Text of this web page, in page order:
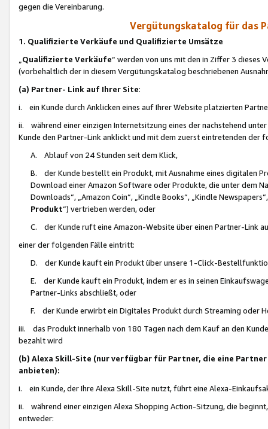
gegen die Vereinbarung.
Vergütungskatalog für das
1. Qualifizierte Verkäufe und Qualifizierte Umsätze
Qualifizierte Verkäufe“ werden von uns mit den in Ziffer 3
(vorbehaltlich der in diesem Vergütungskatalog beschriebenen
(a) Partner- Link auf Ihrer Site:
i. ein Kunde durch Anklicken eines auf Ihrer Website platzierten
ii. während einer einzigen Internetsitzung eines der nachstehend
Kunde den Partner-Link anklickt und mit dem zuerst eintretenden der
A. Ablauf von 24 Stunden seit dem Klick,
B. der Kunde bestellt ein Produkt, mit Ausnahme eines digitalen
Download einer Amazon Software oder Produkte, die unter dem
Downloads“, „Amazon Coin“, „Kindle Books“, „Kindle
Produkt“) vertrieben werden, oder
C. der Kunde ruft eine Amazon-Website über einen Partner-Link
einer der folgenden Fälle eintritt:
D. der Kunde kauft ein Produkt über unsere 1-Click-
E. der Kunde kauft ein Produkt, indem er es in seinen
Partner-Links abschließt, oder
F. der Kunde erwirbt ein Digitales Produkt durch Streaming oder
iii. das Produkt innerhalb von 180 Tagen nach dem Kauf an den
bezahlt wird
(b) Alexa Skill-Site (nur verfügbar für Partner, die eine
anbieten):
i. ein Kunde, der Ihre Alexa Skill-Site nutzt, führt eine Alexa-
ii. während einer einzigen Alexa Shopping Action-Sitzung, die
entweder: